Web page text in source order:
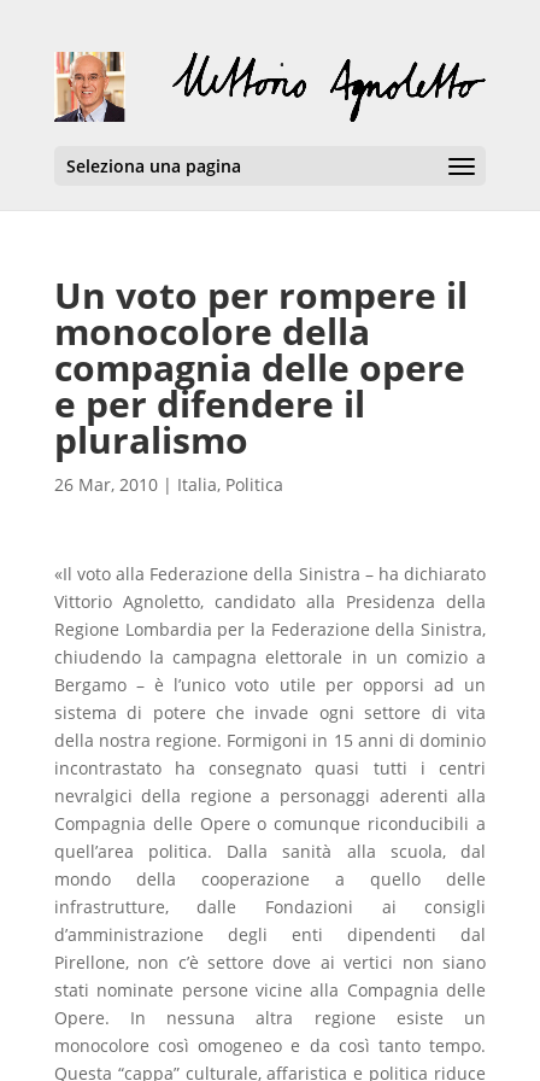
Seleziona una pagina
Un voto per rompere il
monocolore della
compagnia delle opere
e per difendere il
pluralismo
26 Mar, 2010| Italia, Politica
«Il voto alla Federazione della Sinistra – ha dichiarato
Vittorio Agnoletto, candidato alla Presidenza della
Regione Lombardia per la Federazione della Sinistra,
chiudendo la campagna elettorale in un comizio a
Bergamo – è l’unico voto utile per opporsi ad un
sistema di potere che invade ogni settore di vita
della nostra regione. Formigoni in 15 anni di dominio
incontrastato ha consegnato quasi tutti i centri
nevralgici della regione a personaggi aderenti alla
Compagnia delle Opere o comunque riconducibili a
quell’area politica. Dalla sanità alla scuola, dal
mondo della cooperazione a quello delle
infrastrutture, dalle Fondazioni ai consigli
d’amministrazione degli enti dipendenti dal
Pirellone, non c’è settore dove ai vertici non siano
stati nominate persone vicine alla Compagnia delle
Opere. In nessuna altra regione esiste un
monocolore così omogeneo e da così tanto tempo.
Questa “cappa” culturale, affaristica e politica riduce